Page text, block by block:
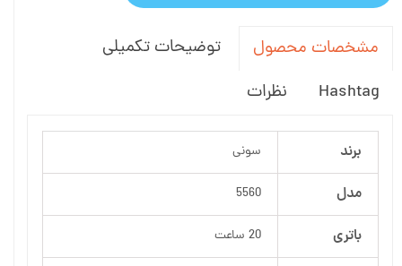
مشخصات محصول
توضیحات تکمیلی
Hashtag
نظرات
برند سونی
مدل 5560
باتری 20 ساعت